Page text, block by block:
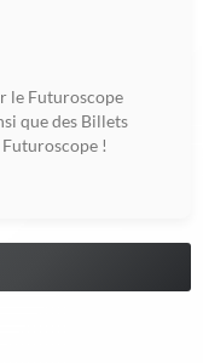
le Futuroscope
que des Billets
!